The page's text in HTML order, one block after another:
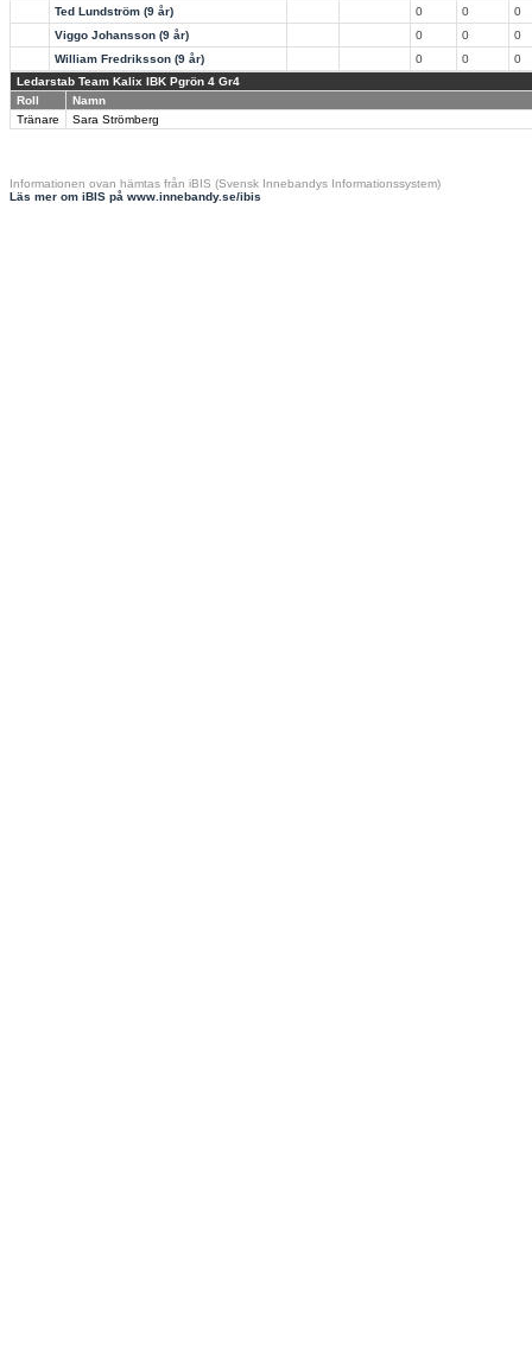
Ted Lundström (9 år)
0 0
0
Viggo Johansson (9 år)
0 0
0
William Fredriksson (9 år)
0 0
0
Ledarstab Team Kalix IBK Pgrön 4 Gr4
Roll
Namn
Tränare
Sara Strömberg
Informationen ovan hämtas från iBIS (Svensk Innebandys Informationssystem)
Läs mer om iBIS på www.innebandy.se/ibis